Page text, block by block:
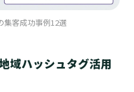
集客成功事例12選
域ハッシュタグ活用